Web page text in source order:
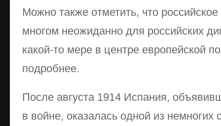
Можно также отметить, что
многом неожиданно для российских
какой-то мере в центре европейской
подробнее.
После августа 1914 Испания,
в войне, оказалась одной из немногих